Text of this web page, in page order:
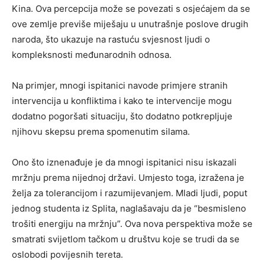
Kina. Ova percepcija može se povezati s osjećajem da se
ove zemlje previše miješaju u unutrašnje poslove drugih
naroda, što ukazuje na rastuću svjesnost ljudi o
kompleksnosti međunarodnih odnosa.
Na primjer, mnogi ispitanici navode primjere stranih
intervencija u konfliktima i kako te intervencije mogu
dodatno pogoršati situaciju, što dodatno potkrepljuje
njihovu skepsu prema spomenutim silama.
Ono što iznenađuje je da mnogi ispitanici nisu iskazali
mržnju prema nijednoj državi. Umjesto toga, izražena je
želja za tolerancijom i razumijevanjem. Mladi ljudi, poput
jednog studenta iz Splita, naglašavaju da je “besmisleno
trošiti energiju na mržnju”. Ova nova perspektiva može se
smatrati svijetlom tačkom u društvu koje se trudi da se
oslobodi povijesnih tereta.